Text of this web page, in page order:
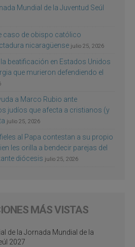
Mundial de la Juventud Seúl
caso de obispo católico
nicaragüense julio 25, 2026
beatificación en Estados Unidos
que murieron defendiendo el
a Marco Rubio ante
judíos que afecta a cristianos (y
julio 25, 2026
al Papa contestan a su propio
les orilla a bendecir parejas del
diócesis julio 25, 2026
MÁS VISTAS
de la Jornada Mundial de la
2027